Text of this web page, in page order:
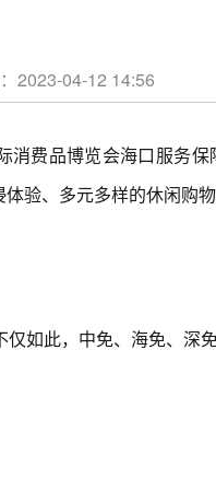
2023-04-12 14:56
费品博览会海口服务保
验、多元多样的休闲购物
如此，中免、海免、深